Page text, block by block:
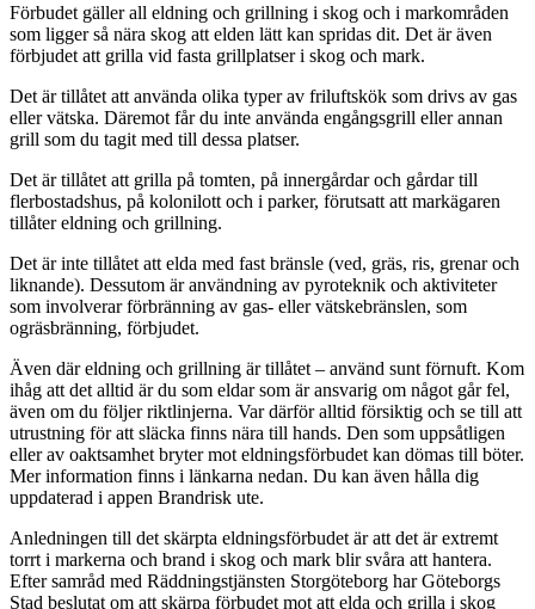
Förbudet gäller all eldning och grillning i skog och i markområden
som ligger så nära skog att elden lätt kan spridas dit. Det är även
förbjudet att grilla vid fasta grillplatser i skog och mark.
Det är tillåtet att använda olika typer av friluftskök som drivs av gas
eller vätska. Däremot får du inte använda engångsgrill eller annan
grill som du tagit med till dessa platser.
Det är tillåtet att grilla på tomten, på innergårdar och gårdar till
flerbostadshus, på kolonilott och i parker, förutsatt att markägaren
tillåter eldning och grillning.
Det är inte tillåtet att elda med fast bränsle (ved, gräs, ris, grenar och
liknande). Dessutom är användning av pyroteknik och aktiviteter
som involverar förbränning av gas- eller vätskebränslen, som
ogräsbränning, förbjudet.
Även där eldning och grillning är tillåtet – använd sunt förnuft. Kom
ihåg att det alltid är du som eldar som är ansvarig om något går fel,
även om du följer riktlinjerna. Var därför alltid försiktig och se till att
utrustning för att släcka finns nära till hands. Den som uppsåtligen
eller av oaktsamhet bryter mot eldningsförbudet kan dömas till böter.
Mer information finns i länkarna nedan. Du kan även hålla dig
uppdaterad i appen Brandrisk ute.
Anledningen till det skärpta eldningsförbudet är att det är extremt
torrt i markerna och brand i skog och mark blir svåra att hantera.
Efter samråd med Räddningstjänsten Storgöteborg har Göteborgs
Stad beslutat om att skärpa förbudet mot att elda och grilla i skog